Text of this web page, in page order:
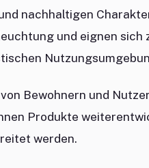
nachhaltigen
und eignen
Bewohnern und
Produkte
werden.